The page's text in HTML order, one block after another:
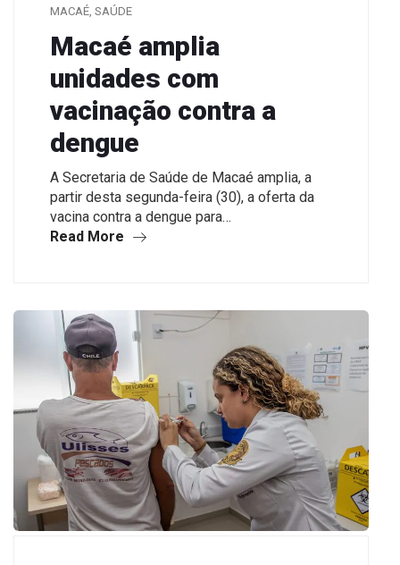
MACAÉ, SAÚDE
Macaé amplia
unidades com
vacinação contra a
dengue
A Secretaria de Saúde de Macaé amplia, a
partir desta segunda-feira (30), a oferta da
vacina contra a dengue para…
Read More